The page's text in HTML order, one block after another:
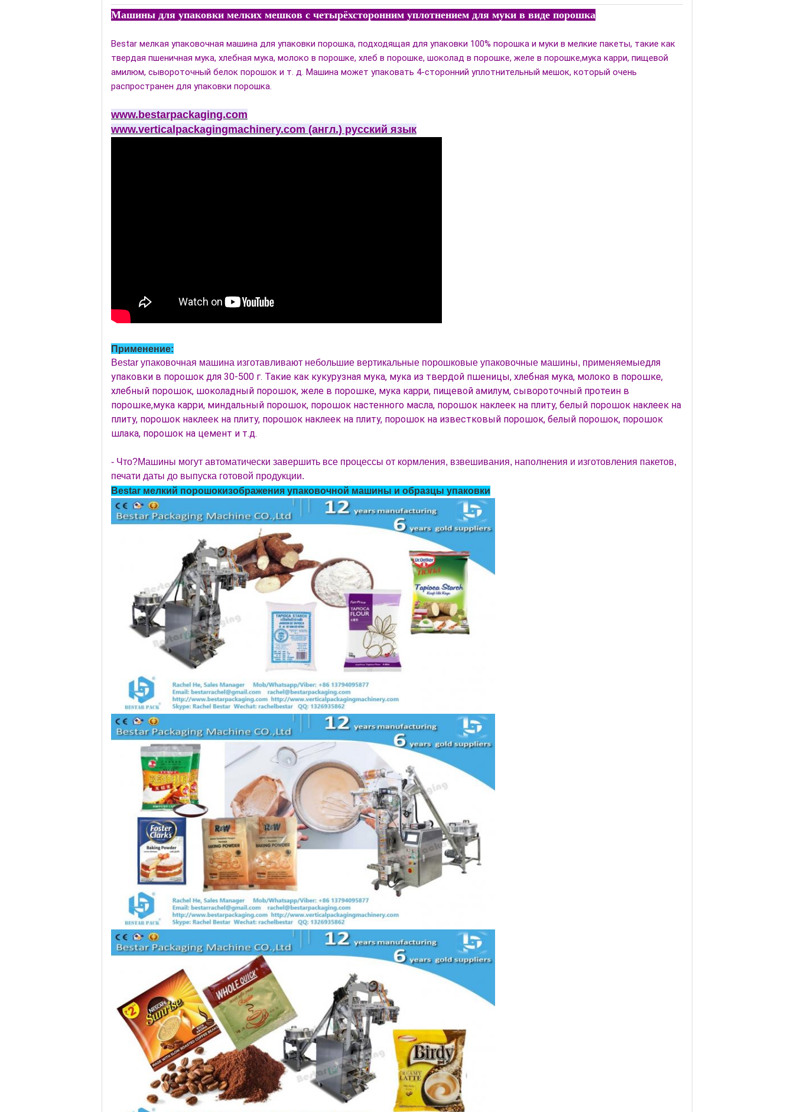
Машины для упаковки мелких мешков с четырёхсторонним уплотнением для муки в виде порошка
Bestar мелкая упаковочная машина для упаковки порошка, подходящая для упаковки 100% порошка и муки в мелкие пакеты, такие как
твердая пшеничная мука, хлебная мука, молоко в порошке, хлеб в порошке, шоколад в порошке, желе в порошке,мука карри, пищевой
амилюм, сывороточный белок порошок и т. д. Машина может упаковать 4-сторонний уплотнительный мешок, который очень
распространен для упаковки порошка.
www.bestarpackaging.com
www.verticalpackagingmachinery.com (англ.) русский язык
Применение:
Bestar упаковочная машина изготавливают небольшие вертикальные порошковые упаковочные машины, применяемыедля
упаковки в порошок для 30-500 г. Такие как кукурузная мука, мука из твердой пшеницы, хлебная мука, молоко в порошке,
хлебный порошок, шоколадный порошок, желе в порошке, мука карри, пищевой амилум, сывороточный протеин в
порошке,мука карри, миндальный порошок, порошок настенного масла, порошок наклеек на плиту, белый порошок наклеек на
плиту, порошок наклеек на плиту, порошок наклеек на плиту, порошок на известковый порошок, белый порошок, порошок
шлака, порошок на цемент и т.д.
- Что?Машины могут автоматически завершить все процессы от кормления, взвешивания, наполнения и изготовления пакетов,
печати даты до выпуска готовой продукции.
Bestar мелкий порошокизображения упаковочной машины и образцы упаковки